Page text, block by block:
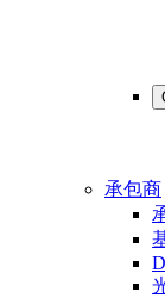
承包商